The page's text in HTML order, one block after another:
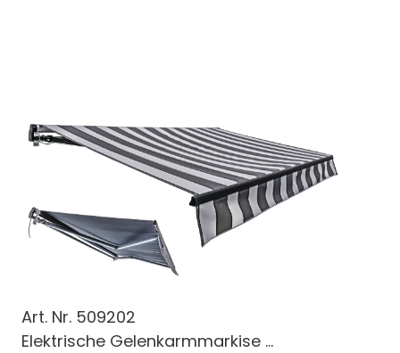
Art. Nr. 509202
Elektrische Gelenkarmmarkise ...